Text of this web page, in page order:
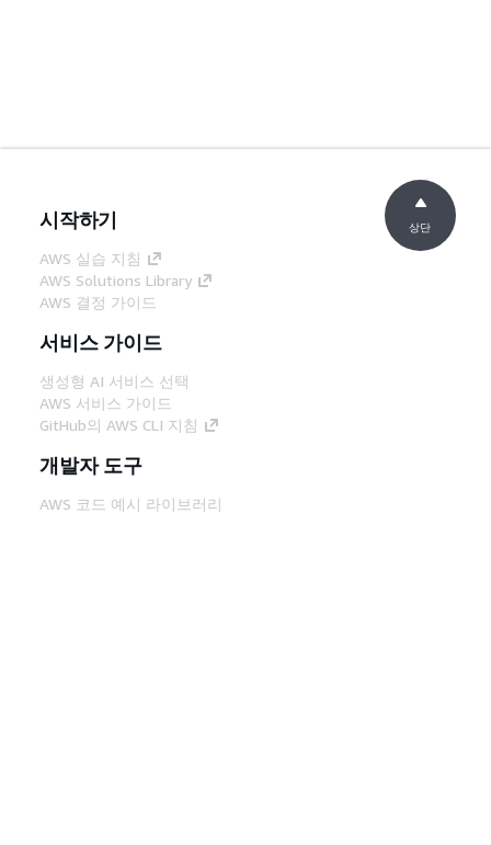
시작하기
AWS 실습 지침
AWS Solutions Library
AWS 결정 가이드
서비스 가이드
생성형 AI 서비스 선택
AWS 서비스 가이드
GitHub의 AWS CLI 지침
개발자 도구
AWS 코드 예시 라이브러리
상단